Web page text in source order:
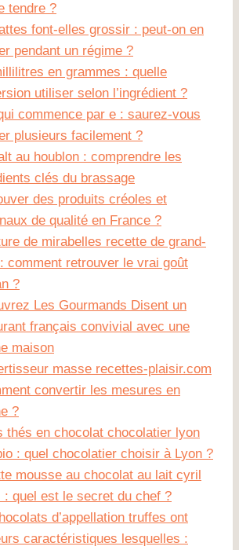
tendre ?
font-elles grossir : peut-on en
pendant un régime ?
en grammes : quelle
utiliser selon l’ingrédient ?
commence par e : saurez-vous
plusieurs facilement ?
au houblon : comprendre les
clés du brassage
des produits créoles et
de qualité en France ?
de mirabelles recette de grand-
comment retrouver le vrai goût
?
Les Gourmands Disent un
français convivial avec une
maison
masse recettes-plaisir.com
convertir les mesures en
?
thés en chocolat chocolatier lyon
: quel chocolatier choisir à Lyon ?
mousse au chocolat au lait cyril
: quel est le secret du chef ?
d’appellation truffes ont
caractéristiques lesquelles :